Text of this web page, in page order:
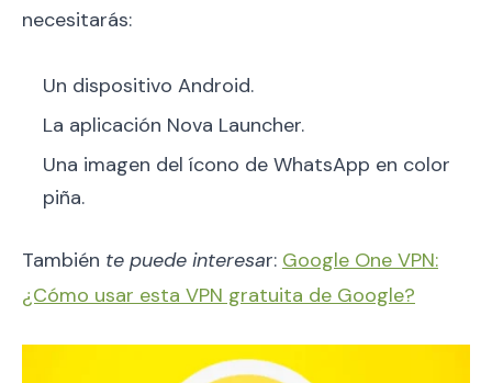
necesitarás:
Un dispositivo Android.
La aplicación Nova Launcher.
Una imagen del ícono de WhatsApp en color
piña.
También te puede interesar: Google One VPN:
¿Cómo usar esta VPN gratuita de Google?